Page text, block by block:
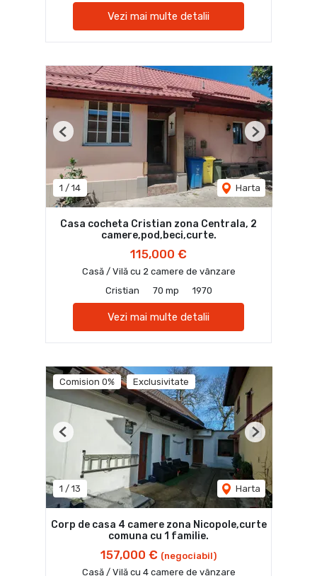
Vezi mai multe detalii
1 / 14 Harta
Previous Next
Casa cocheta Cristian zona Centrala, 2
camere,pod,beci,curte.
115,000 €
Casă / Vilă cu 2 camere de vânzare
Cristian
70 mp 1970
Vezi mai multe detalii
Comision 0% Exclusivitate
1 / 13 Harta
Previous Next
Corp de casa 4 camere zona Nicopole,curte
comuna cu 1 familie.
157,000 € (negociabil)
Casă / Vilă cu 4 camere de vânzare